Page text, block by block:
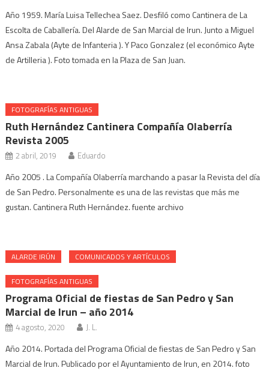
Año 1959. María Luisa Tellechea Saez. Desfiló como Cantinera de La
Escolta de Caballería. Del Alarde de San Marcial de Irun. Junto a Miguel
Ansa Zabala (Ayte de Infanteria ). Y Paco Gonzalez (el económico Ayte
de Artilleria ). Foto tomada en la Plaza de San Juan.
FOTOGRAFÍAS ANTIGUAS
Ruth Hernández Cantinera Compañía Olaberría
Revista 2005
2 abril, 2019 Eduardo
Año 2005 . La Compañía Olaberría marchando a pasar la Revista del día
de San Pedro. Personalmente es una de las revistas que más me
gustan. Cantinera Ruth Hernández. fuente archivo
ALARDE IRÚN COMUNICADOS Y ARTÍCULOS
FOTOGRAFÍAS ANTIGUAS
Programa Oficial de fiestas de San Pedro y San
Marcial de Irun – año 2014
4 agosto, 2020 J. L.
Año 2014. Portada del Programa Oficial de fiestas de San Pedro y San
Marcial de Irun. Publicado por el Ayuntamiento de Irun, en 2014. foto